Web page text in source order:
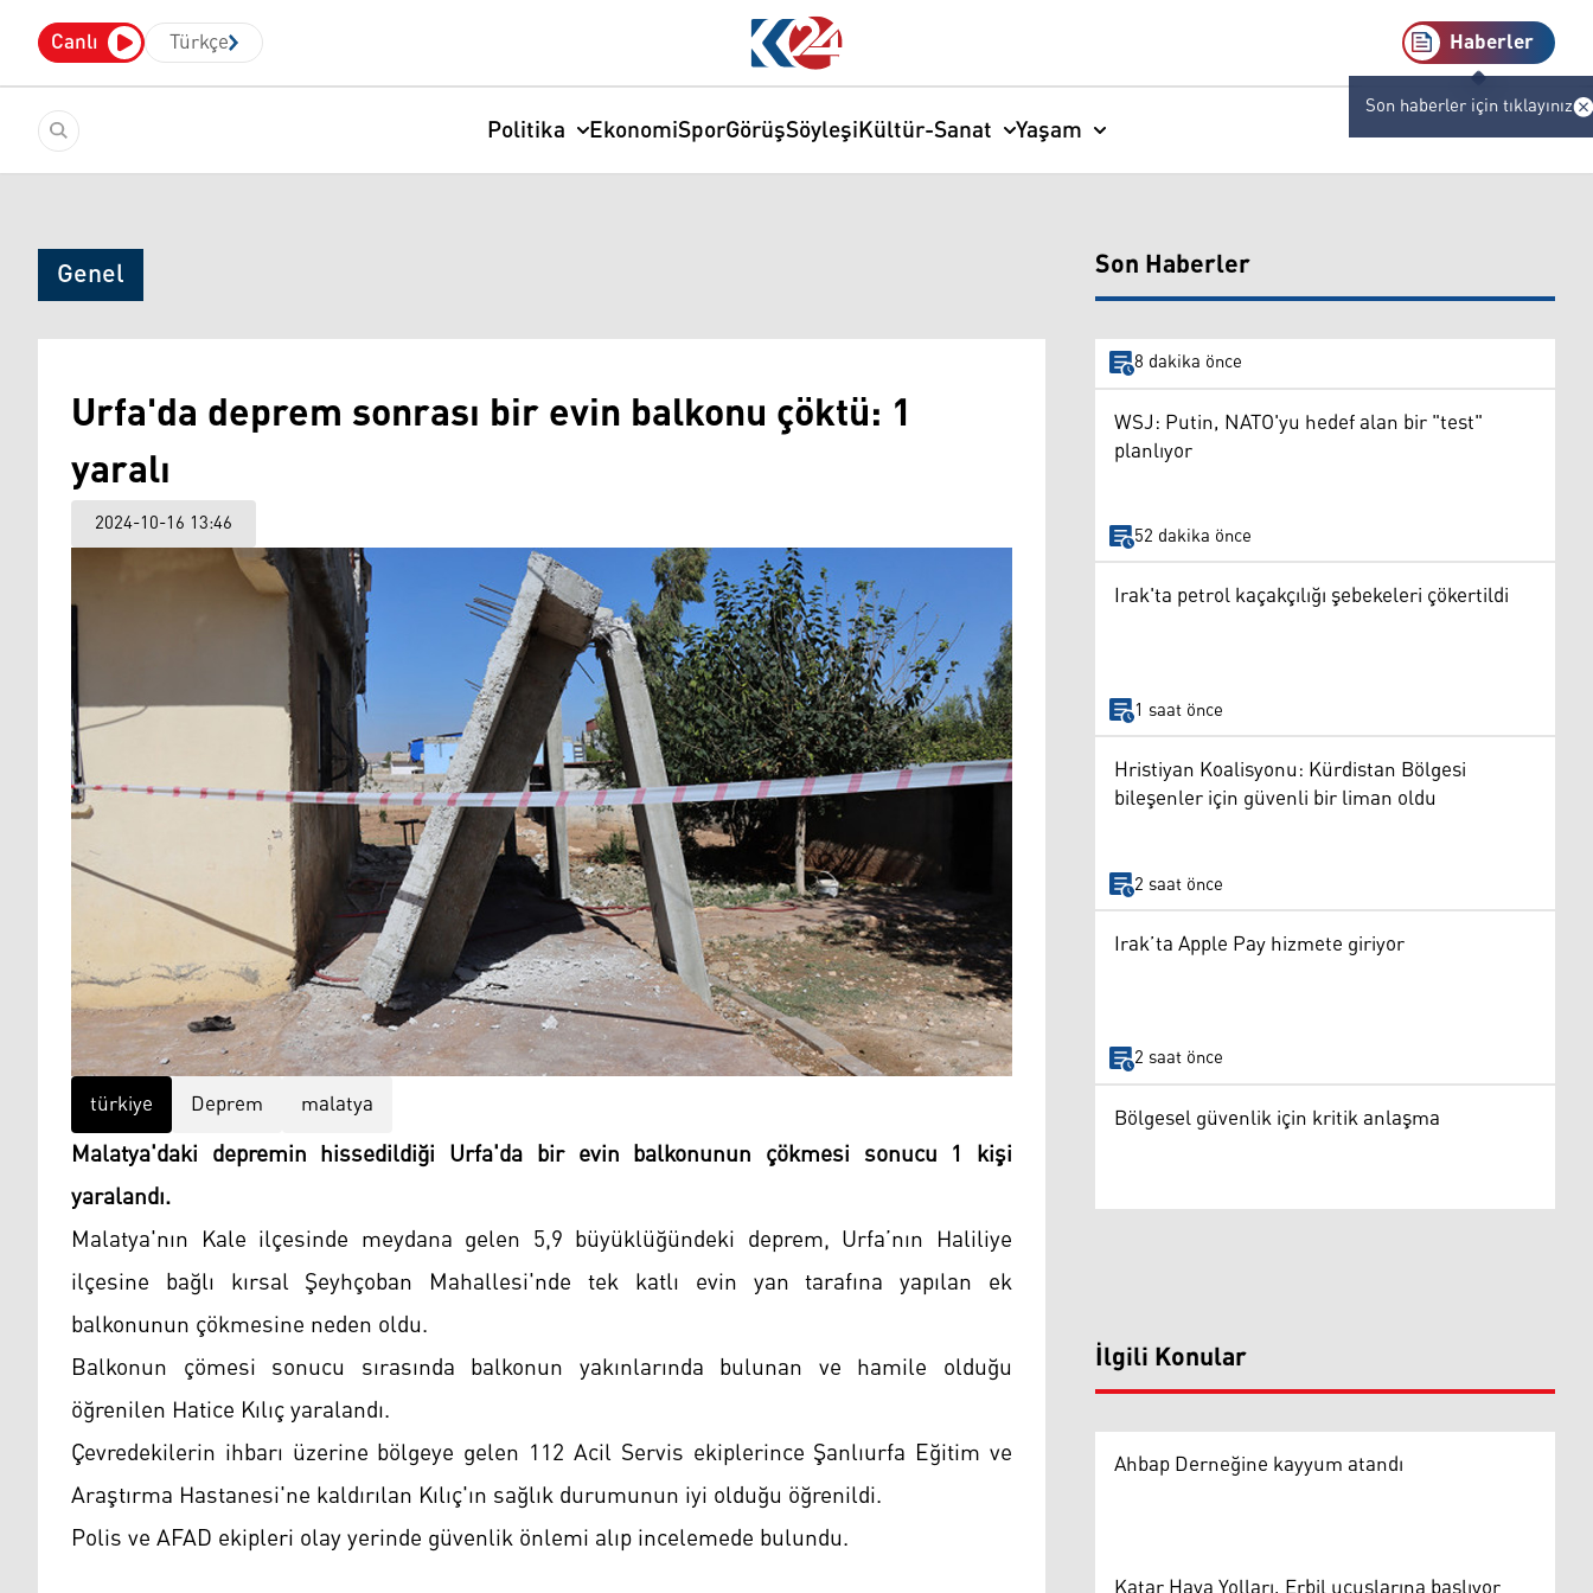
Canlı Türkçe Haberler
Son haberler için tıklayınız
Politika EkonomiSporGörüşSöyleşiKültür-Sanat Yaşam
Genel
Urfa'da deprem sonrası bir evin balkonu çöktü: 1
yaralı
2024-10-16 13:46
türkiye Deprem malatya
Malatya'daki depremin hissedildiği Urfa'da bir evin balkonunun çökmesi sonucu 1 kişi
yaralandı.
Malatya'nın Kale ilçesinde meydana gelen 5,9 büyüklüğündeki deprem, Urfa’nın Haliliye
ilçesine bağlı kırsal Şeyhçoban Mahallesi'nde tek katlı evin yan tarafına yapılan ek
balkonunun çökmesine neden oldu.
Balkonun çömesi sonucu sırasında balkonun yakınlarında bulunan ve hamile olduğu
öğrenilen Hatice Kılıç yaralandı.
Çevredekilerin ihbarı üzerine bölgeye gelen 112 Acil Servis ekiplerince Şanlıurfa Eğitim ve
Araştırma Hastanesi'ne kaldırılan Kılıç'ın sağlık durumunun iyi olduğu öğrenildi.
Polis ve AFAD ekipleri olay yerinde güvenlik önlemi alıp incelemede bulundu.
Son Haberler
8 dakika önce
WSJ: Putin, NATO'yu hedef alan bir "test"
planlıyor
52 dakika önce
Irak'ta petrol kaçakçılığı şebekeleri çökertildi
1 saat önce
Hristiyan Koalisyonu: Kürdistan Bölgesi
bileşenler için güvenli bir liman oldu
2 saat önce
Irak’ta Apple Pay hizmete giriyor
2 saat önce
Bölgesel güvenlik için kritik anlaşma
İlgili Konular
Ahbap Derneğine kayyum atandı